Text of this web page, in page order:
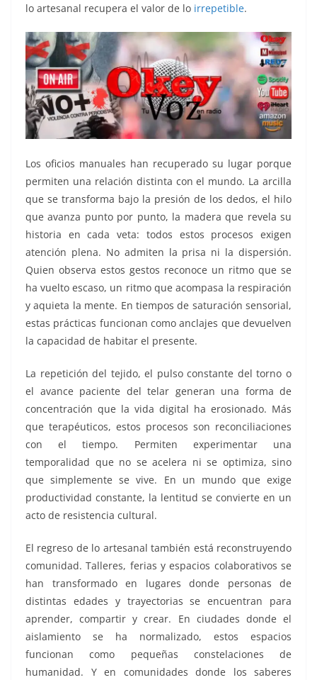
lo artesanal recupera el valor de lo irrepetible.
Los oficios manuales han recuperado su lugar porque
permiten una relación distinta con el mundo. La arcilla
que se transforma bajo la presión de los dedos, el hilo
que avanza punto por punto, la madera que revela su
historia en cada veta: todos estos procesos exigen
atención plena. No admiten la prisa ni la dispersión.
Quien observa estos gestos reconoce un ritmo que se
ha vuelto escaso, un ritmo que acompasa la respiración
y aquieta la mente. En tiempos de saturación sensorial,
estas prácticas funcionan como anclajes que devuelven
la capacidad de habitar el presente.
La repetición del tejido, el pulso constante del torno o
el avance paciente del telar generan una forma de
concentración que la vida digital ha erosionado. Más
que terapéuticos, estos procesos son reconciliaciones
con el tiempo. Permiten experimentar una
temporalidad que no se acelera ni se optimiza, sino
que simplemente se vive. En un mundo que exige
productividad constante, la lentitud se convierte en un
acto de resistencia cultural.
El regreso de lo artesanal también está reconstruyendo
comunidad. Talleres, ferias y espacios colaborativos se
han transformado en lugares donde personas de
distintas edades y trayectorias se encuentran para
aprender, compartir y crear. En ciudades donde el
aislamiento se ha normalizado, estos espacios
funcionan como pequeñas constelaciones de
humanidad. Y en comunidades donde los saberes